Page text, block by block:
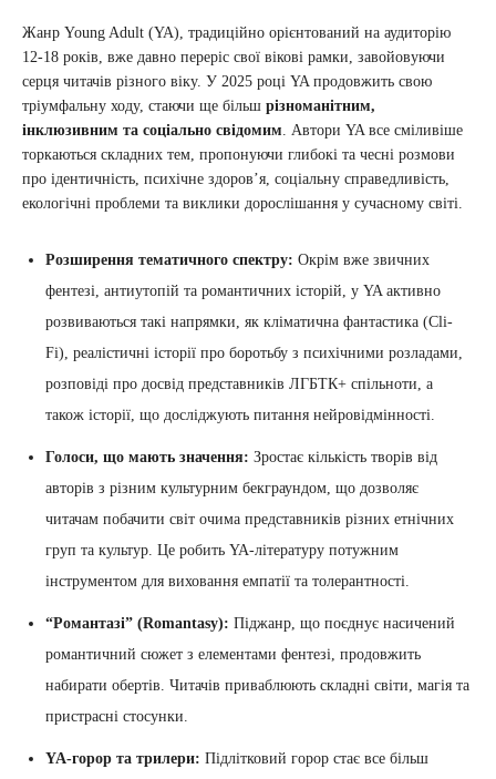
Жанр Young Adult (YA), традиційно орієнтований на аудиторію
12-18 років, вже давно переріс свої вікові рамки, завойовуючи
серця читачів різного віку. У 2025 році YA продовжить свою
тріумфальну ходу, стаючи ще більш різноманітним,
інклюзивним та соціально свідомим . Автори YA все сміливіше
торкаються складних тем, пропонуючи глибокі та чесні розмови
про ідентичність, психічне здоров’я, соціальну справедливість,
екологічні проблеми та виклики дорослішання у сучасному світі.
Розширення тематичного спектру: Окрім вже звичних
фентезі, антиутопій та романтичних історій, у YA активно
розвиваються такі напрямки, як кліматична фантастика (Cli-
Fi), реалістичні історії про боротьбу з психічними розладами,
розповіді про досвід представників ЛГБТК+ спільноти, а
також історії, що досліджують питання нейровідмінності.
Голоси, що мають значення: Зростає кількість творів від
авторів з різним культурним бекграундом, що дозволяє
читачам побачити світ очима представників різних етнічних
груп та культур. Це робить YA-літературу потужним
інструментом для виховання емпатії та толерантності.
“Романтазі” (Romantasy): Піджанр, що поєднує насичений
романтичний сюжет з елементами фентезі, продовжить
набирати обертів. Читачів приваблюють складні світи, магія та
пристрасні стосунки.
YA-горор та трилери: Підлітковий горор стає все більш